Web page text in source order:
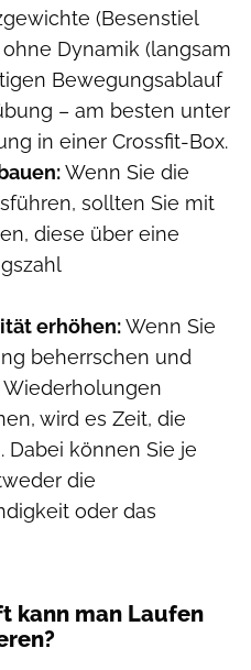
(Besenstiel
Dynamik (langsam
Bewegungsablauf
– am besten unter
in einer Crossfit-Box.
Wenn Sie die
sollten Sie mit
diese über eine
erhöhen:Wenn Sie
beherrschen und
wird es Zeit, die
Dabei können Sie je
die
oder das
kann man Laufen